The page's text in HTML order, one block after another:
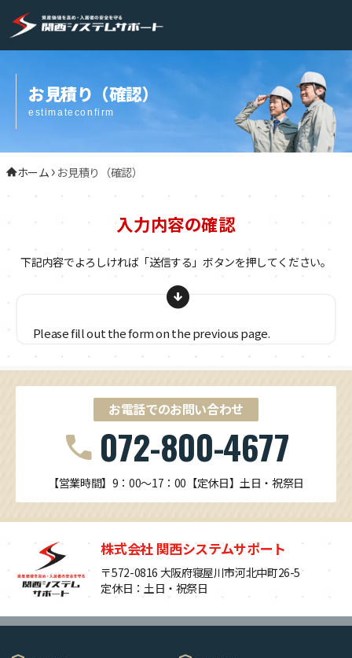
お見積り（確認）
estimateconfirm
ホーム お見積り（確認）
入力内容の確認
下記内容でよろしければ「送信する」ボタンを押してください。
arrow_circle_down
Please fill out the form on the previous page.
お電話でのお問い合わせ
call 072-800-4677
【営業時間】9：00～17：00 【定休日】土日・祝祭日
株式会社 関西システムサポート
〒572-0816 大阪府寝屋川市河北中町26-5
定休日：土日・祝祭日